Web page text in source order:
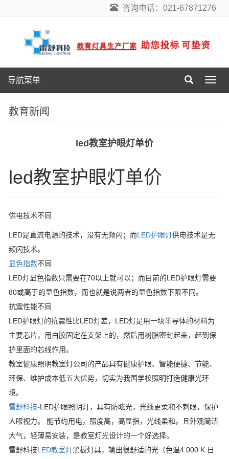
咨询电话：021-67871276
导
航
导航菜单
教育新闻
led教室护眼灯单价
led教室护眼灯单价
供电技术不同
LED是直流电源的技术，没有无频闪；而LED护眼灯供电技术是无
频闪技术。
显色指数不同
LED灯显色指数只需要在70以上就可以；而目前的LED护眼灯需要
80或高于的显色指数，而也就是说两者的显色指数下限不同。
抗震性能不同
LED护眼灯的抗震性比LED灯差，LED灯是用一块半导体的材料为
主要芯片，用白胶固定在支架上的，然后用树脂密封起来，起到保
护里面的芯线作用。
教室健康照明教室灯公司的产品具有健康护眼、智能便捷、节能、
环保、维护成本低五大优势，切实为我国学校照明打造健康光环
境。
雷舒科技-LED护眼照明灯，具有防眩光，光线更柔和不刺眼，保护
人眼视力。 能节约用电，照度高，高显指，光线柔和。且外观简洁
大气，轻薄易安装，是教室灯光设计的一个好选择。
雷舒科技LED教室灯黑板灯具，输出很舒适的光（色温4 000 K 日